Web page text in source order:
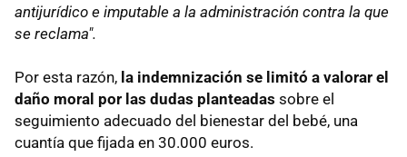
antijurídico e imputable a la administración contra la que
se reclama".
Por esta razón, la indemnización se limitó a valorar el
daño moral por las dudas planteadas sobre el
seguimiento adecuado del bienestar del bebé, una
cuantía que fijada en 30.000 euros.